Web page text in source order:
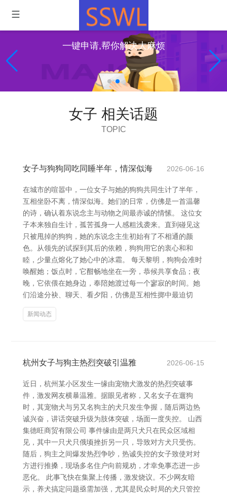
一键申请,帮你解决大麻烦
女子 相关话题
TOPIC
女子与狗狗同吃同睡半年，情深似海 2026-06-16
在城市的喧嚣中，一位女子与她的狗狗共同生计了半年，
互相坐卧不离，情深似海。她们的日常，仿佛是一首温馨
的诗，确认着东说念主与动物之间最赤诚的情愫。 这位女
子本来独自生计，孤苦孤身一人感粗浅袭来。直到碰见这
只被甩掉的狗狗，她的东说念主生初始有了不相通的颜
色。从领先的试探到其后的依赖，狗狗用它的衷心和和
睦，少量点熔化了她心中的冰霜。 每天黎明，狗狗会准时
唤醒她；饭点时，它酣畅地坐在一旁，恭候共享食品；夜
晚，它依偎在她身边，奉陪她渡过每一个寥寂的时间。她
们沿途分袂、聊天、看夕阳，仿佛是互相性掷中最迫切
新闻动态
杭州女子与狗主热烈突破引温雅 2026-06-15
近日，杭州某小区发生一缘由宠物犬激发的热烈突破事
件，激发网友横暴温雅。据眼见者称，又名女子在遛狗
时，其宠物犬与另又名狗主的犬只发生争握，随后两边热
诚兴奋，讲话突破升级为肢体突破，场面一度失控。 山西
集德旺商贸有限公司 事件缘由是两只犬只在民众区域相
见，其中一只犬只俄顷挫折另一只，导致对方犬只受伤。
随后，狗主之间爆发热烈争吵，热诚失控的女子致使对对
方进行推搡，现场多名住户向前规劝，才幸免事态进一步
恶化。 此事飞快在集聚上传播，激发烧议。不少网友暗
示，养犬搞定问题亟需加强，尤其是民众时局的犬只管控